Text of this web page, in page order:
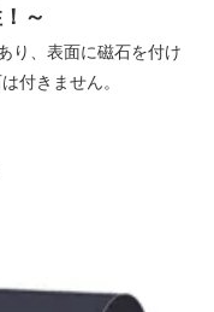
～
り、表面に磁石を付け
付きません。